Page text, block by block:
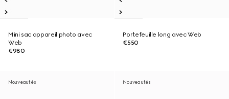
Mini sac appareil photo avec
Web
€980
Portefeuille long avec Web
€550
Nouveautés Nouveautés